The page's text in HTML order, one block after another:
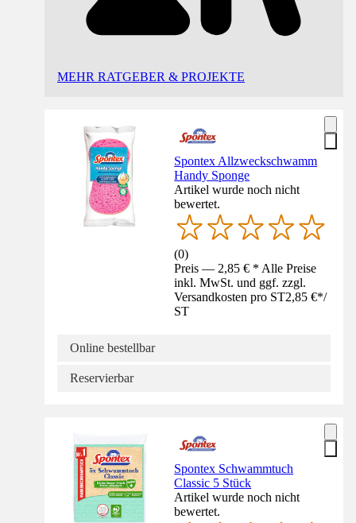
MEHR RATGEBER & PROJEKTE
Spontex Allzweckschwamm
Handy Sponge
Artikel wurde noch nicht
bewertet.
(0)
Preis — 2,85 € * Alle Preise
inkl. MwSt. und ggf. zzgl.
Versandkosten pro ST2,85 €*/
ST
Online bestellbar
Reservierbar
Spontex Schwammtuch
Classic 5 Stück
Artikel wurde noch nicht
bewertet.